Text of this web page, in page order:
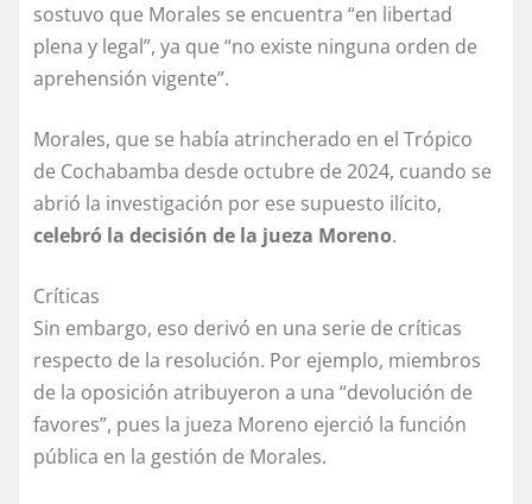
sostuvo que Morales se encuentra “en libertad
plena y legal”, ya que “no existe ninguna orden de
aprehensión vigente”.
Morales, que se había atrincherado en el Trópico
de Cochabamba desde octubre de 2024, cuando se
abrió la investigación por ese supuesto ilícito,
celebró la decisión de la jueza Moreno.
Críticas
Sin embargo, eso derivó en una serie de críticas
respecto de la resolución. Por ejemplo, miembros
de la oposición atribuyeron a una “devolución de
favores”, pues la jueza Moreno ejerció la función
pública en la gestión de Morales.